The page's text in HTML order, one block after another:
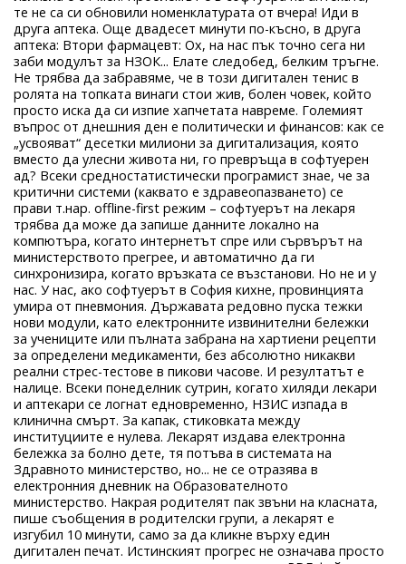
те не са си обновили номенклатурата от вчера! Иди в
друга аптека. Още двадесет минути по-късно, в друга
аптека: Втори фармацевт: Ох, на нас пък точно сега ни
заби модулът за НЗОК... Елате следобед, белким тръгне.
Не трябва да забравяме, че в този дигитален тенис в
ролята на топката винаги стои жив, болен човек, който
просто иска да си изпие хапчетата навреме. Големият
въпрос от днешния ден е политически и финансов: как се
„усвояват“ десетки милиони за дигитализация, която
вместо да улесни живота ни, го превръща в софтуерен
ад? Всеки средностатистически програмист знае, че за
критични системи (каквато е здравеопазването) се
прави т.нар. offline-first режим – софтуерът на лекаря
трябва да може да запише данните локално на
компютъра, когато интернетът спре или сървърът на
министерството прегрее, и автоматично да ги
синхронизира, когато връзката се възстанови. Но не и у
нас. У нас, ако софтуерът в София кихне, провинцията
умира от пневмония. Държавата редовно пуска тежки
нови модули, като електронните извинителни бележки
за учениците или пълната забрана на хартиени рецепти
за определени медикаменти, без абсолютно никакви
реални стрес-тестове в пикови часове. И резултатът е
налице. Всеки понеделник сутрин, когато хиляди лекари
и аптекари се логнат едновременно, НЗИС изпада в
клинична смърт. За капак, стиковката между
институциите е нулева. Лекарят издава електронна
бележка за болно дете, тя потъва в системата на
Здравното министерство, но... не се отразява в
електронния дневник на Образователното
министерство. Накрая родителят пак звъни на класната,
пише съобщения в родителски групи, а лекарят е
изгубил 10 минути, само за да кликне върху един
дигитален печат. Истинският прогрес не означава просто